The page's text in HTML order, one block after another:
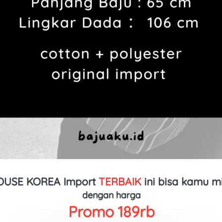
KOREA Import TERBAIK ini bisa kamu
dengan harga
Promo 189rb